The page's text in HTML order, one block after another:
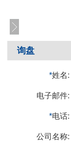
询盘
*姓名:
电子邮件:
*电话:
公司名称: